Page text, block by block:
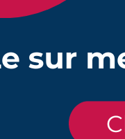
mm long 25 à 65 mm
pas de